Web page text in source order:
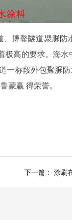
博鳌隧道聚脲防
高的要求。海
一标段外包聚脲
蒙赢 得荣誉。
下一篇：